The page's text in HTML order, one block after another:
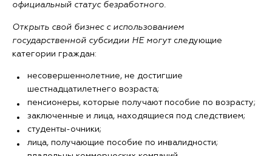
официальный статус безработного.
Открыть свой бизнес с использованием
государственной субсидии НЕ могутследующие
категории граждан:
несовершеннолетние, не достигшие
шестнадцатилетнего возраста;
пенсионеры, которые получают пособие по возрасту;
заключенные и лица, находящиеся под следствием;
студенты-очники;
лица, получающие пособие по инвалидности;